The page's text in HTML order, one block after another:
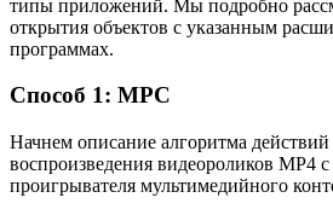
типы приложений. Мы подробно
открытия объектов с указанным
программах.
Способ 1: MPC
Начнем описание алгоритма
воспроизведения видеороликов MP4
проигрывателя мультимедийного